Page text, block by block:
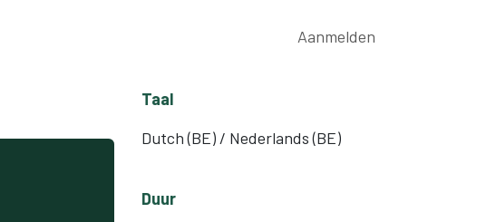
Aanmelden
Taal
Dutch (BE) / Nederlands (BE)
Duur